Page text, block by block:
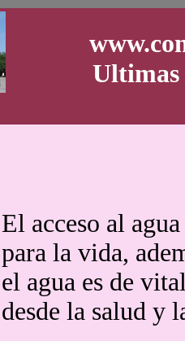
Ultimas
El acceso al
para la vida,
el agua es de
desde la salud y